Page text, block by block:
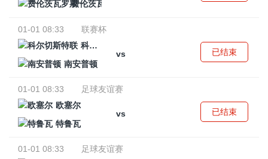
费伦茨瓦罗斯
01-01 08:33
联赛杯
科尔切斯特联
vs
南安普顿
已结束
01-01 08:33
足球友谊赛
欧塞尔
vs
特鲁瓦
已结束
01-01 08:33
足球友谊赛